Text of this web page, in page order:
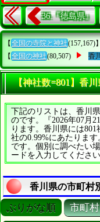
36.『徳島県』
【 全国の寺院と神社(157,167)
【 全国の神社(80,507) 香
【神社数=801】香
下記のリストは、香川
のです。『2026年07月
ります。香川県には
社の0.99%にあたりま
です。個別に調べたい
ードを入力してください
香川県の市町村
ぶりがな順 市町